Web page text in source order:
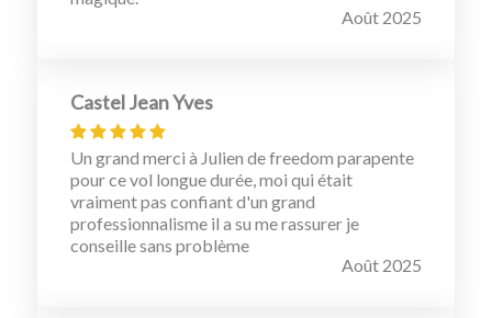
Août 2025
Castel Jean Yves
Un grand merci à Julien de freedom parapente
pour ce vol longue durée, moi qui était
vraiment pas confiant d'un grand
professionnalisme il a su me rassurer je
conseille sans problème
Août 2025